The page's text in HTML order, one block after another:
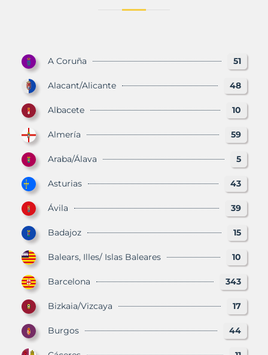
A Coruña 51
Alacant/Alicante 48
Albacete 10
Almería 59
Araba/Álava 5
Asturias 43
Ávila 39
Badajoz 15
Balears, Illes/ Islas Baleares 10
Barcelona 343
Bizkaia/Vizcaya 17
Burgos 44